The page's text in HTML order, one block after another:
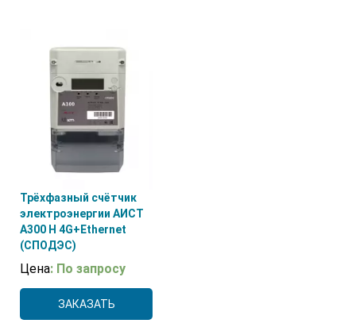
Трёхфазный счётчик
электроэнергии АИСТ
А300 H 4G+Ethernet
(СПОДЭС)
Цена: По запросу
ЗАКАЗАТЬ